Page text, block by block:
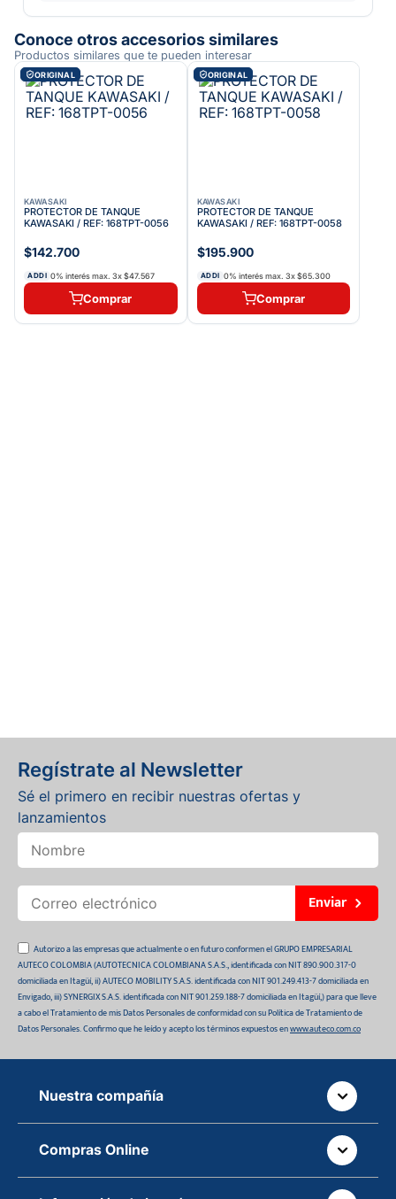
Conoce otros accesorios similares
Productos similares que te pueden interesar
ORIGINAL
KAWASAKI
PROTECTOR DE TANQUE
KAWASAKI / REF: 168TPT-0056
$142.700
ADDI 0% interés max. 3x$47.567
Comprar
ORIGINAL
KAWASAKI
PROTECTOR DE TANQUE
KAWASAKI / REF: 168TPT-0058
$195.900
ADDI 0% interés max. 3x$65.300
Comprar
Regístrate al Newsletter
Sé el primero en recibir nuestras ofertas y
lanzamientos
Enviar
Autorizo a las empresas que actualmente o en futuro conformen el GRUPO EMPRESARIAL
AUTECO COLOMBIA (AUTOTECNICA COLOMBIANA S.A.S., identificada con NIT 890.900.317-0
domiciliada en Itagüí, ii) AUTECO MOBILITY S.A.S. identificada con NIT 901.249.413-7 domiciliada en
Envigado, iii) SYNERGIX S.A.S. identificada con NIT 901.259.188-7 domiciliada en Itagüí,) para que lleve
a cabo el Tratamiento de mis Datos Personales de conformidad con su Política de Tratamiento de
Datos Personales. Confirmo que he leído y acepto los términos expuestos enwww.auteco.com.co
Nuestra compañía
Quiénes somos
Auteco sostenible
Compras Online
¿Dónde está tu pedido?